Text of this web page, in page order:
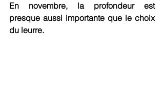
En novembre, la profondeur est
presque aussi importante que le choix
du leurre.